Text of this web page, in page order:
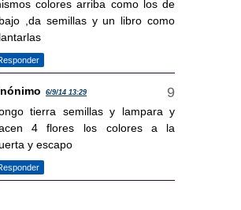
colores arriba como los de
,da semillas y un libro como
6/9/14 13:29
tierra semillas y lampara y
4 flores los colores a la
y escapo